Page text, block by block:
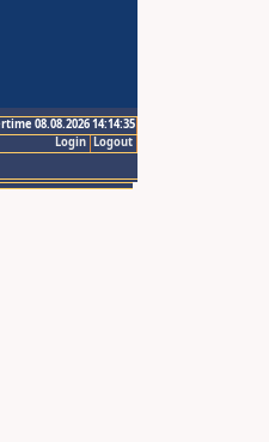
08.08.2026 14:14:35
Logout
Login